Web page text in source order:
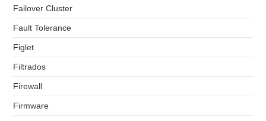
Failover Cluster
Fault Tolerance
Figlet
Filtrados
Firewall
Firmware